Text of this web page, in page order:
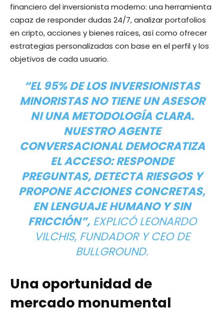
financiero del inversionista moderno: una herramienta
capaz de responder dudas 24/7, analizar portafolios
en cripto, acciones y bienes raíces, así como ofrecer
estrategias personalizadas con base en el perfil y los
objetivos de cada usuario.
“EL 95% DE LOS INVERSIONISTAS
MINORISTAS NO TIENE UN ASESOR
NI UNA METODOLOGÍA CLARA.
NUESTRO AGENTE
CONVERSACIONAL DEMOCRATIZA
EL ACCESO: RESPONDE
PREGUNTAS, DETECTA RIESGOS Y
PROPONE ACCIONES CONCRETAS,
EN LENGUAJE HUMANO Y SIN
FRICCIÓN”,EXPLICÓ LEONARDO
VILCHIS, FUNDADOR Y CEO DE
BULLGROUND.
Una oportunidad de
mercado monumental